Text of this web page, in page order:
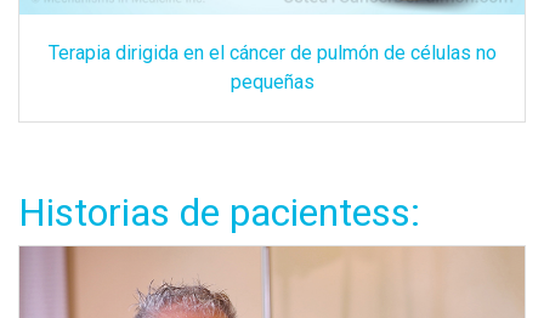
Terapia dirigida en el cáncer de pulmón de células no
pequeñas
Historias de pacientess: